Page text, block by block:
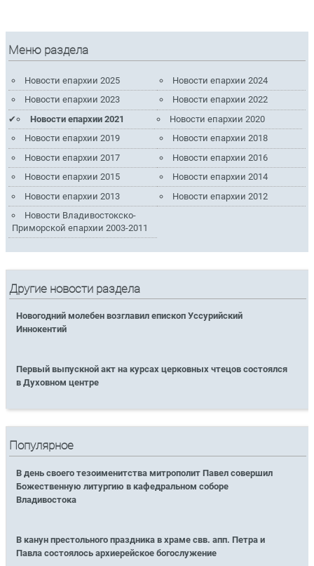
Меню раздела
Новости епархии 2025
Новости епархии 2024
Новости епархии 2023
Новости епархии 2022
Новости епархии 2021
Новости епархии 2020
Новости епархии 2019
Новости епархии 2018
Новости епархии 2017
Новости епархии 2016
Новости епархии 2015
Новости епархии 2014
Новости епархии 2013
Новости епархии 2012
Новости Владивостокско-
Приморской епархии 2003-2011
Другие новости раздела
Новогодний молебен возглавил епископ Уссурийский
Иннокентий
Первый выпускной акт на курсах церковных чтецов состоялся
в Духовном центре
Популярное
В день своего тезоименитства митрополит Павел совершил
Божественную литургию в кафедральном соборе
Владивостока
В канун престольного праздника в храме свв. апп. Петра и
Павла состоялось архиерейское богослужение